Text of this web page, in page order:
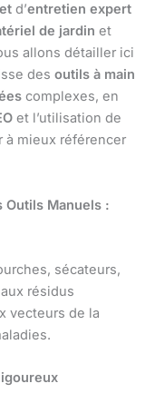
d’entretien expert
de jardin et
allons détailler ici
des outils à main
complexes, en
et l’utilisation de
à mieux référencer
Outils Manuels :
sécateurs,
résidus
vecteurs de la